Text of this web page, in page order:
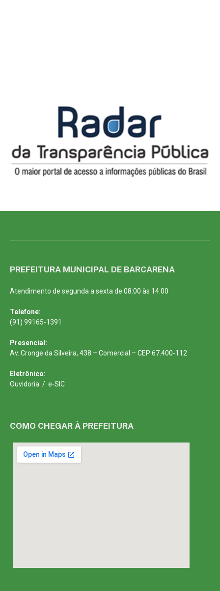
PREFEITURA MUNICIPAL DE BARCARENA
Atendimento de segunda a sexta de 08:00 às 14:00
Telefone:
(91) 99165-1391
Presencial:
Av. Cronge da Silveira, 438 – Comercial – CEP 67.400-112
Eletrônico:
Ouvidoria / e-SIC
COMO CHEGAR À PREFEITURA